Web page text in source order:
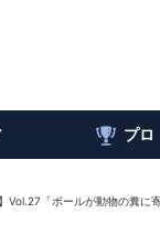
プロ
Vol.27「ボールが動物の糞に